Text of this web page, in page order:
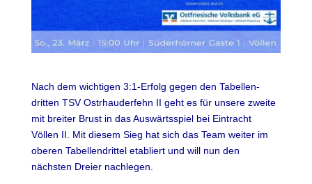
Nach dem wichtigen 3:1-Erfolg gegen den Tabellen­
dritten TSV Ostrhauderfehn II geht es für unsere zweite
mit breiter Brust in das Auswärtsspiel bei Eintracht
Völlen II. Mit diesem Sieg hat sich das Team weiter im
oberen Tabellendrittel etabliert und will nun den
nächsten Dreier nachlegen.